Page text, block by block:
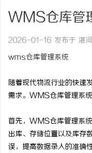
WMS仓库管
2026-01-16 发布于 湛
wms仓库管理系统
随着现代物流行业的快速
需求。WMS仓库管理系
首先，WMS仓库管理系
出库、存储位置以及库存
误，提高数据录入的准确性